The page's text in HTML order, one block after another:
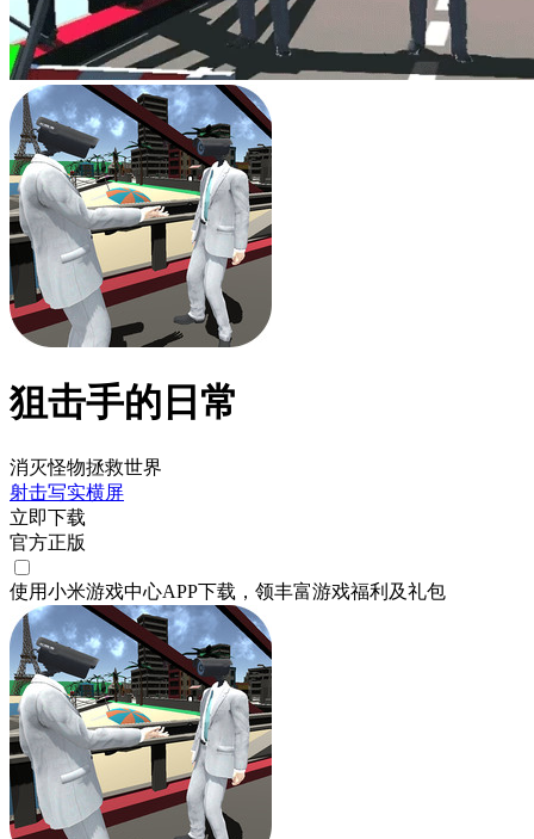
狙击手的日常
消灭怪物拯救世界
射击写实横屏
立即下载
官方正版
使用小米游戏中心APP下载 ，领丰富游戏福利 及礼包